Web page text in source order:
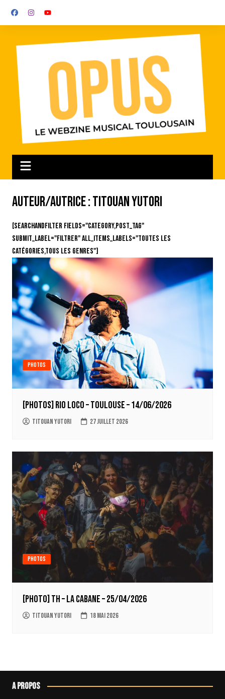
Auteur/autrice :Titouan Yutori
[searchandfilter fields="category,post_tag"
submit_label="Filtrer" all_items_labels="Toutes les
catégories,Tous les genres"]
Photos
[PHOTOS] RIO LOCO – Toulouse – 14/06/2026
Titouan Yutori 27 juillet 2026
Photos
[PHOTO] TH – La Cabane – 25/04/2026
Titouan Yutori 18 mai 2026
A propos